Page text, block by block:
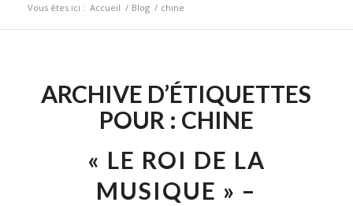
Vous êtes ici : Accueil / Blog / chine
ARCHIVE D’ÉTIQUETTES
POUR : CHINE
« LE ROI DE LA
MUSIQUE » –